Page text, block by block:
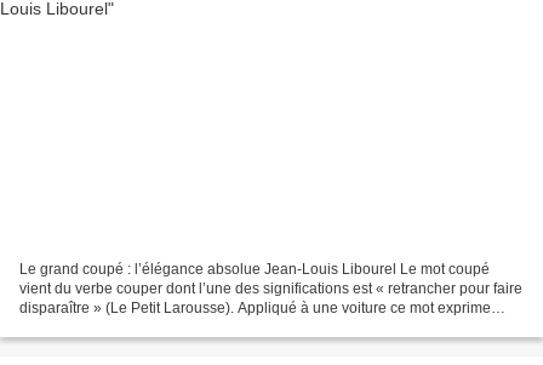
Le grand coupé : l’élégance absolue Jean-Louis Libourel Le mot coupé
vient du verbe couper dont l’une des significations est « retrancher pour faire
disparaître » (Le Petit Larousse). Appliqué à une voiture ce mot exprime